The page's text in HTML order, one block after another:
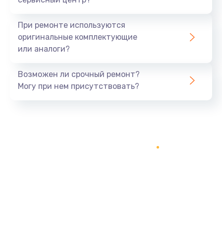
При ремонте используются
оригинальные комплектующие
или аналоги?
Возможен ли срочный ремонт?
Могу при нем присутствовать?